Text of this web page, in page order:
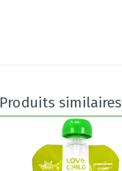
Produits similaires